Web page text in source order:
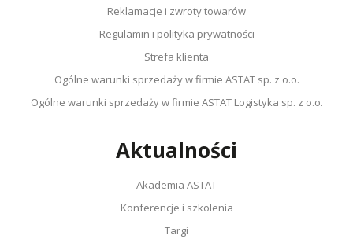
Reklamacje i zwroty towarów
Regulamin i polityka prywatności
Strefa klienta
Ogólne warunki sprzedaży w firmie ASTAT sp. z o.o.
Ogólne warunki sprzedaży w firmie ASTAT Logistyka sp. z o.o.
Aktualności
Akademia ASTAT
Konferencje i szkolenia
Targi